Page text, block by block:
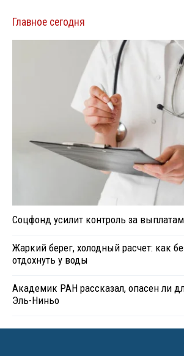
Главное сегодня
Соцфонд усилит контроль за
Жаркий берег, холодный расчет: как
отдохнуть у воды
Академик РАН рассказал, опасен ли
Эль-Ниньо